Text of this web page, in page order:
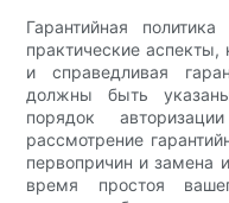
Гарантийная
практические аспекты,
и справедливая
должны быть
порядок
рассмотрение
первопричин и замена
время простоя